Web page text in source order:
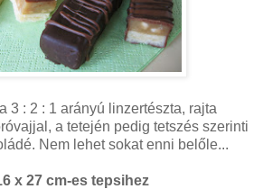
3 : 2 : 1 arányú linzertészta, rajta
a tetején pedig tetszés szerinti
Nem lehet sokat enni belőle...
x 27 cm-es tepsihez